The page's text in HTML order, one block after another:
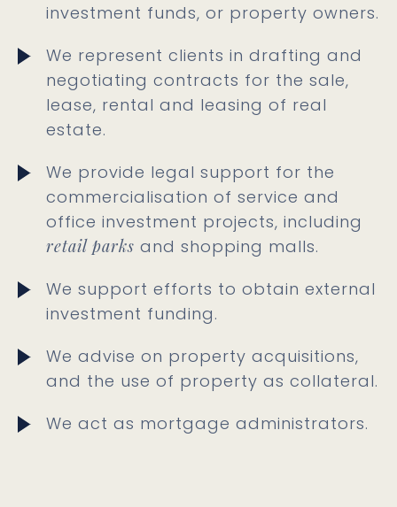
investment funds, or property owners.
We represent clients in drafting and
negotiating contracts for the sale,
lease, rental and leasing of real
estate.
We provide legal support for the
commercialisation of service and
office investment projects, including
retail parks and shopping malls.
We support efforts to obtain external
investment funding.
We advise on property acquisitions,
and the use of property as collateral.
We act as mortgage administrators.